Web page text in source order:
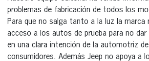
problemas de fabricación de todos los
Para que no salga tanto a la luz la marca
acceso a los autos de prueba para no dar
en una clara intención de la automotriz
consumidores. Además Jeep no apoya a